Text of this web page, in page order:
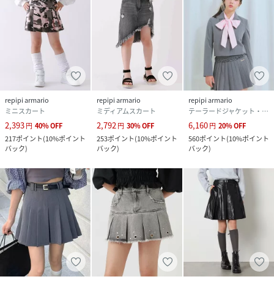
repipi armario
ミニスカート
2,393円 40%OFF
217ポイント(10%ポイント
バック)
repipi armario
ミディアムスカート
2,792 円 30%OFF
253ポイント(10%ポイント
バック)
repipi armario
テーラードジャケット・ブレザー
6,160円 20%OFF
560ポイント(10%ポイント
バック)